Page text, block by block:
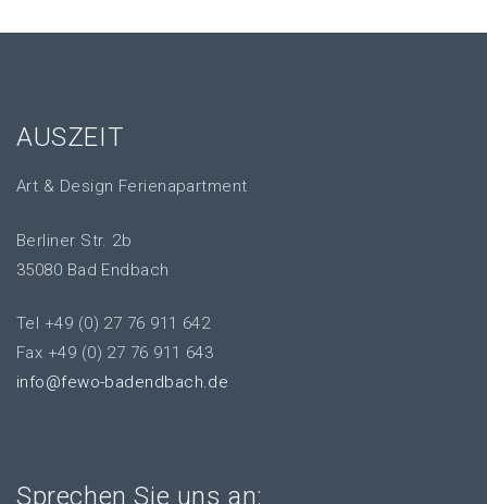
AUSZEIT
Art & Design Ferienapartment
Berliner Str. 2b
35080 Bad Endbach
Tel +49 (0) 27 76 911 642
Fax +49 (0) 27 76 911 643
info@fewo-badendbach.de
Sprechen Sie uns an: